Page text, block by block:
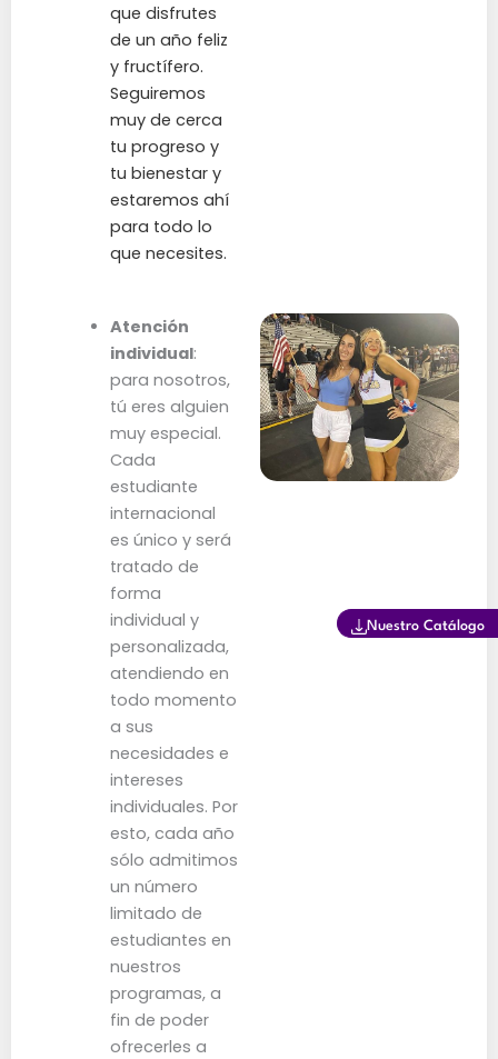
que disfrutes
de un año feliz
y fructífero.
Seguiremos
muy de cerca
tu progreso y
tu bienestar y
estaremos ahí
para todo lo
que necesites.
Atención
individual:
para nosotros,
tú eres alguien
muy especial.
Cada
estudiante
internacional
es único y será
tratado de
forma
individual y
personalizada,
atendiendo en
todo momento
a sus
necesidades e
intereses
individuales. Por
esto, cada año
sólo admitimos
un número
limitado de
estudiantes en
nuestros
programas, a
fin de poder
ofrecerles a
Nuestro Catálogo